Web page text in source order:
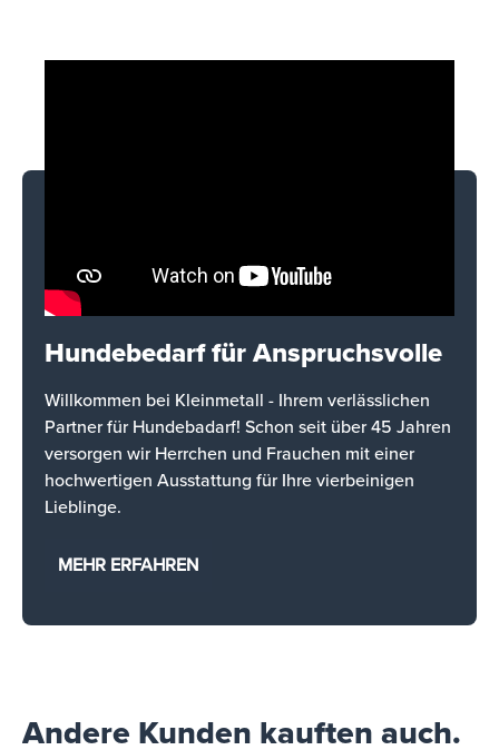
Hundebedarf für Anspruchsvolle
Willkommen bei Kleinmetall - Ihrem verlässlichen
Partner für Hundebadarf! Schon seit über 45 Jahren
versorgen wir Herrchen und Frauchen mit einer
hochwertigen Ausstattung für Ihre vierbeinigen
Lieblinge.
MEHR ERFAHREN
Andere Kunden kauften auch.